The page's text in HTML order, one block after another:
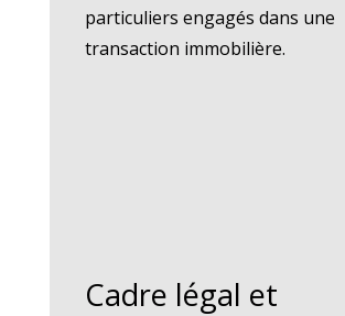
particuliers engagés dans une
transaction immobilière.
Cadre légal et